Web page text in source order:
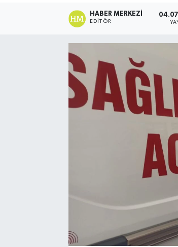
HABER MERKEZI
EDITÖR